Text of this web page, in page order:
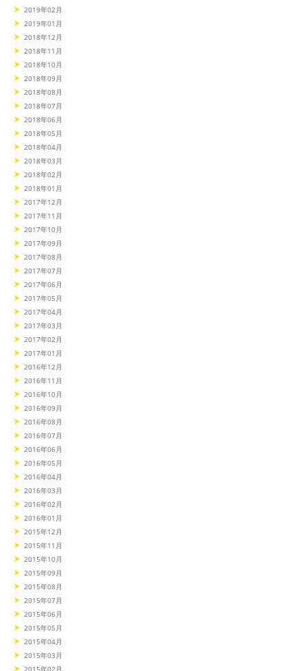
2019年02月
2019年01月
2018年12月
2018年11月
2018年10月
2018年09月
2018年08月
2018年07月
2018年06月
2018年05月
2018年04月
2018年03月
2018年02月
2018年01月
2017年12月
2017年11月
2017年10月
2017年09月
2017年08月
2017年07月
2017年06月
2017年05月
2017年04月
2017年03月
2017年02月
2017年01月
2016年12月
2016年11月
2016年10月
2016年09月
2016年08月
2016年07月
2016年06月
2016年05月
2016年04月
2016年03月
2016年02月
2016年01月
2015年12月
2015年11月
2015年10月
2015年09月
2015年08月
2015年07月
2015年06月
2015年05月
2015年04月
2015年03月
2015年02月